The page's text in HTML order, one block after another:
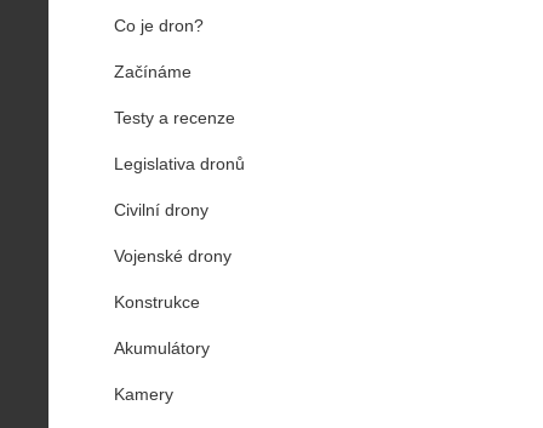
Co je dron?
Začínáme
Testy a recenze
Legislativa dronů
Civilní drony
Vojenské drony
Konstrukce
Akumulátory
Kamery